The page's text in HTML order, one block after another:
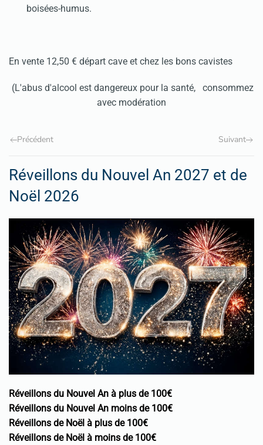
boisées-humus.
En vente 12,50 € départ cave et chez les bons cavistes
(L'abus d'alcool est dangereux pour la santé, consommez
avec modération
Précédent Suivant
Réveillons du Nouvel An 2027 et de
Noël 2026
Réveillons du Nouvel An à plus de 100€
Réveillons du Nouvel An moins de 100€
Réveillons de Noël à plus de 100€
Réveillons de Noël à moins de 100€